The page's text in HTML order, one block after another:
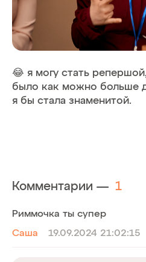
😂 я могу стать
было как можно больше
я бы стала знаменитой.
Комментарии — 1
Риммочка ты супер
Саша
19.09.2024 21:02:15